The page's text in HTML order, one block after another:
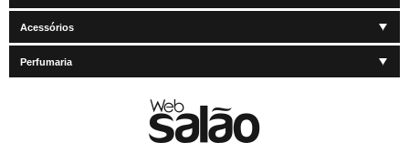
Acessórios
Perfumaria